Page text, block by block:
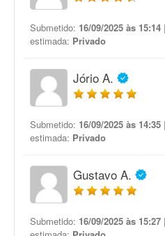
Submetido: 16/09/2025 às 15:14
estimada: Privado
Jório A.
Submetido: 16/09/2025 às 14:35
estimada: Privado
Gustavo A.
Submetido: 16/09/2025 às 15:27